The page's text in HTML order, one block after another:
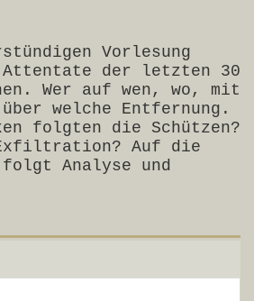
Vorlesung
Attentate der letzten 30
Wer auf wen, wo, mit
welche Entfernung.
folgten die Schützen?
Auf die
Analyse und